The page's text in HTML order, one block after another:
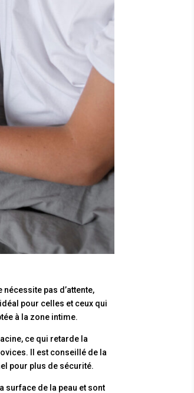
pas d’attente,
pour celles et ceux qui
à la zone intime.
ce qui retarde la
Il est conseillé de la
pour plus de sécurité.
surface de la peau et sont